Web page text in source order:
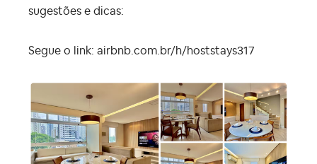
sugestões e dicas:
Segue o link: airbnb.com.br/h/hoststays317